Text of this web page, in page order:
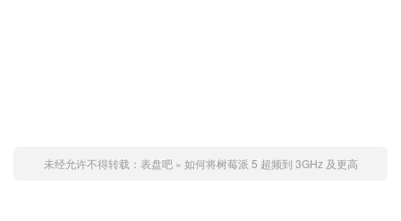
未经允许不得转载： 表盘吧» 如何将树莓派 5 超频到 3GHz 及更高